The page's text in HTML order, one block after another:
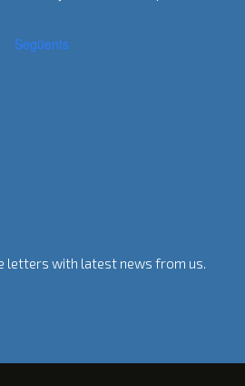
Següents
letters with latest news from us.